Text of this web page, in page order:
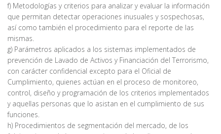
f) Metodologías y criterios para analizar y evaluar la información
que permitan detectar operaciones inusuales y sospechosas,
así como también el procedimiento para el reporte de las
mismas.
g) Parámetros aplicados a los sistemas implementados de
prevención de Lavado de Activos y Financiación del Terrorismo,
con carácter confidencial excepto para el Oficial de
Cumplimiento, quienes actúan en el proceso de monitoreo,
control, diseño y programación de los criterios implementados
y aquellas personas que lo asistan en el cumplimiento de sus
funciones.
h) Procedimientos de segmentación del mercado, de los